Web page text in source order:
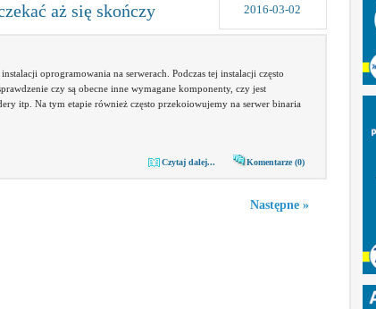
aż się skończy 2016-03-02
oprogramowania na serwerach. Podczas tej instalacji często
czy są obecne inne wymagane komponenty, czy jest
itp. Na tym etapie również często przekoiowujemy na serwer binaria
Komentarze (0)
Czytaj dalej...
Następne »